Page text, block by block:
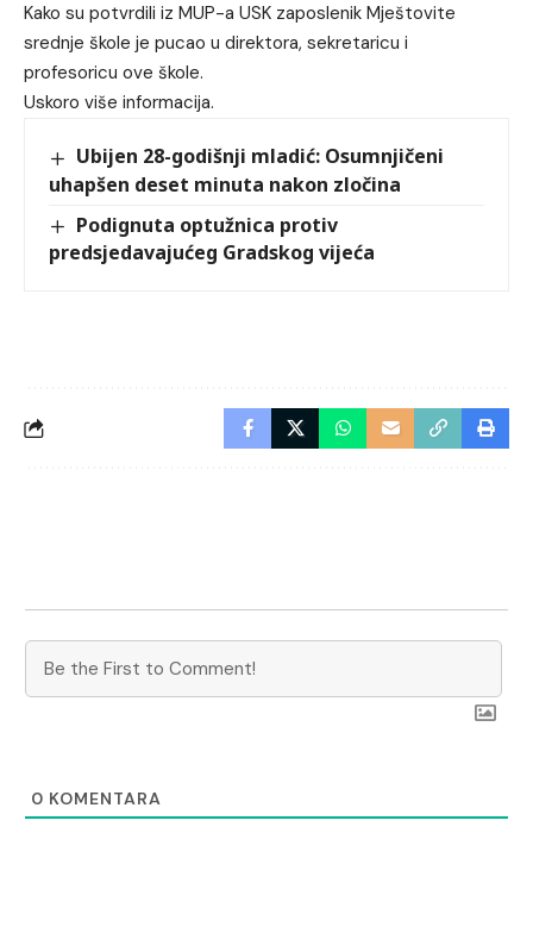
Kako su potvrdili iz MUP-a USK zaposlenik Mještovite
srednje škole je pucao u direktora, sekretaricu i
profesoricu ove škole.
Uskoro više informacija.
Ubijen 28-godišnji mladić: Osumnjičeni
uhapšen deset minuta nakon zločina
Podignuta optužnica protiv
predsjedavajućeg Gradskog vijeća
0 KOMENTARA